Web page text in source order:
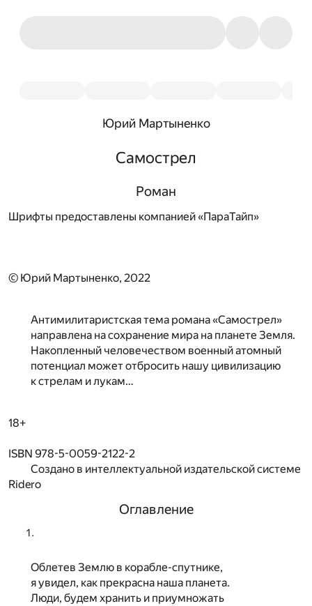
Юрий Мартыненко
Самострел
Роман
Шрифты предоставлены компанией «ПараТайп»
© Юрий Мартыненко, 2022
Антимилитаристская тема романа «Самострел»
направлена на сохранение мира на планете Земля.
Накопленный человечеством военный атомный
потенциал может отбросить нашу цивилизацию
к стрелам и лукам…
18+
ISBN 978-5-0059-2122-2
Создано в интеллектуальной издательской системе
Ridero
Оглавление
Облетев Землю в корабле-спутнике,
я увидел, как прекрасна наша планета.
Люди, будем хранить и приумножать